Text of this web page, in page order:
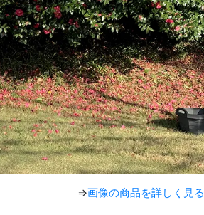
⇒画像の商品を詳しく見る